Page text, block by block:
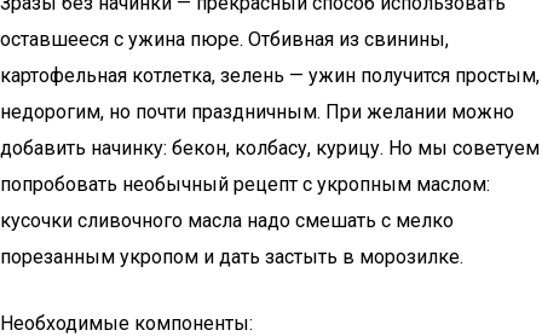
оставшееся с ужина пюре. Отбивная из свинины,
картофельная котлетка, зелень — ужин получится простым,
недорогим, но почти праздничным. При желании можно
добавить начинку: бекон, колбасу, курицу. Но мы советуем
попробовать необычный рецепт с укропным маслом:
кусочки сливочного масла надо смешать с мелко
порезанным укропом и дать застыть в морозилке.
Необходимые компоненты: